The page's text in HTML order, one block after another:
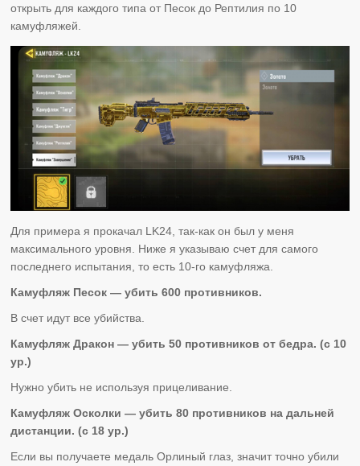
открыть для каждого типа от Песок до Рептилия по 10
камуфляжей.
Для примера я прокачал LK24, так-как он был у меня
максимального уровня. Ниже я указываю счет для самого
последнего испытания, то есть 10-го камуфляжа.
Камуфляж Песок — убить 600 противников.
В счет идут все убийства.
Камуфляж Дракон — убить 50 противников от бедра. (с 10
ур.)
Нужно убить не используя прицеливание.
Камуфляж Осколки — убить 80 противников на дальней
дистанции. (с 18 ур.)
Если вы получаете медаль Орлиный глаз, значит точно убили